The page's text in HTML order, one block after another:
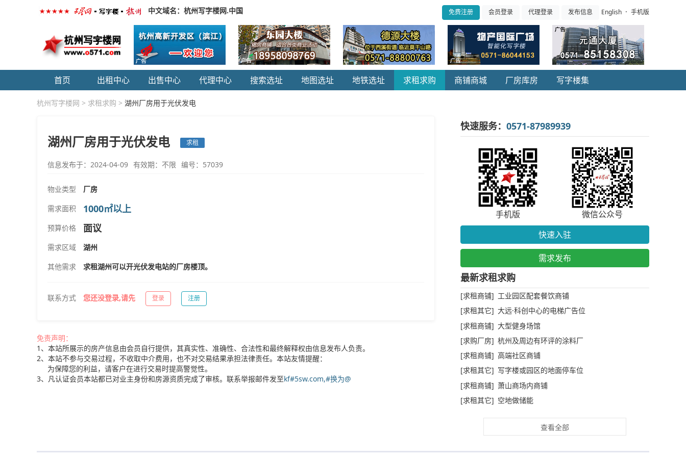
中文域名：杭州写字楼网.中国 免费注册 会员登录 代理登录 发布信息 English · 手机版
首页 出租中心 出售中心 代理中心 搜索选址 地图选址 地铁选址 求租求购 商铺商城 厂房库房 写字楼集
杭州写字楼网 > 求租求购 > 湖州厂房用于光伏发电
湖州厂房用于光伏发电 求租
信息发布于：2024-04-09 有效期：不限 编号：57039
物业类型
厂房
需求面积
1000㎡以上
预算价格 面议
需求区域
湖州
其他需求
求租湖州可以开光伏发电站的厂房楼顶。
联系方式 您还没登录,请先 登录 注册
免责声明：
1、本站所展示的房产信息由会员自行提供，其真实性、准确性、合法性和最终解释权由信息发布人负责。
2、本站不参与交易过程，不收取中介费用，也不对交易结果承担法律责任。本站友情提醒：
为保障您的利益，请客户在进行交易时提高警觉性。
3、凡认证会员本站都已对业主身份和房源资质完成了审核。联系举报邮件发至kf#5sw.com,#换为@
快速服务： 0571-87989939
手机版
微信公众号
快速入驻
需求发布
最新求租求购
[求租商铺] 工业园区配套餐饮商铺
[求租其它] 大远·科创中心的电梯广告位
[求租商铺] 大型健身场馆
[求购厂房] 杭州及周边有环评的涂料厂
[求租商铺] 高端社区商铺
[求租其它] 写字楼或园区的地面停车位
[求租商铺] 萧山商场内商铺
[求租其它] 空地做储能
查看全部